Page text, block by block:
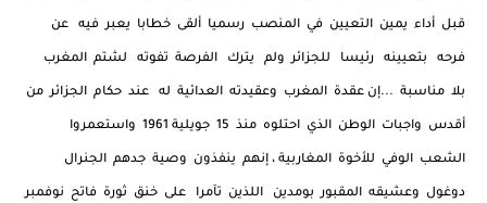
قبل أداء يمين التعيين في المنصب رسميا ألقى خطابا يعبر فيه عن
فرحه بتعيينه رئيسا للجزائر ولم يترك الفرصة تفوته لشتم المغرب
بلا مناسبة ...إن عقدة المغرب وعقيدته العدائية له عند حكام الجزائر من
أقدس واجبات الوطن الذي احتلوه منذ 15 جويلية 1961 واستعمروا
الشعب الوفي للأخوة المغاربية ، إنهم ينفذون وصية جدهم الجنرال
دوغول وعشيقه المقبور بومدين اللذين تآمرا على خنق ثورة فاتح نوفمبر